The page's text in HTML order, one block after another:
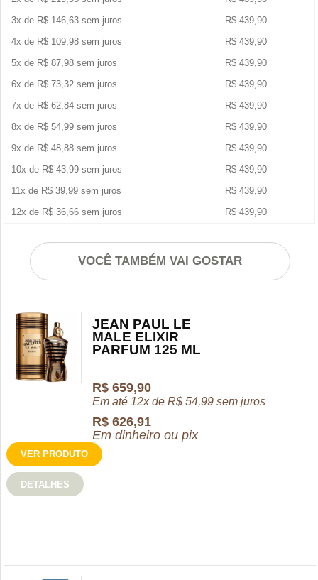
3x de R$ 146,63 sem juros R$ 439,90
4x de R$ 109,98 sem juros R$ 439,90
5x de R$ 87,98 sem juros R$ 439,90
6x de R$ 73,32 sem juros R$ 439,90
7x de R$ 62,84 sem juros R$ 439,90
8x de R$ 54,99 sem juros R$ 439,90
9x de R$ 48,88 sem juros R$ 439,90
10x de R$ 43,99 sem juros R$ 439,90
11x de R$ 39,99 sem juros R$ 439,90
12x de R$ 36,66 sem juros R$ 439,90
VOCÊ TAMBÉM VAI GOSTAR
JEAN PAUL LE
MALE ELIXIR
PARFUM 125 ML
R$ 659,90
Em até 12x deR$ 54,99 sem juros
R$ 626,91
Em dinheiro ou pix
VER PRODUTO
DETALHES